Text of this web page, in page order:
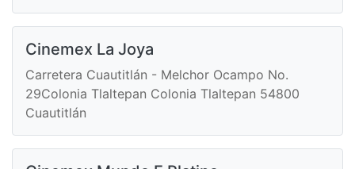
Cinemex La Joya
Carretera Cuautitlán - Melchor Ocampo No.
29Colonia Tlaltepan Colonia Tlaltepan 54800
Cuautitlán